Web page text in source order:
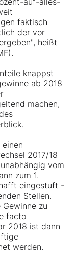
faktisch
der vor
heißt
knappst
ab 2018
machen,
2017/18
vom
zum 1.
eingestuft -
Stellen.
zu
facto
2018 ist dann
werden.